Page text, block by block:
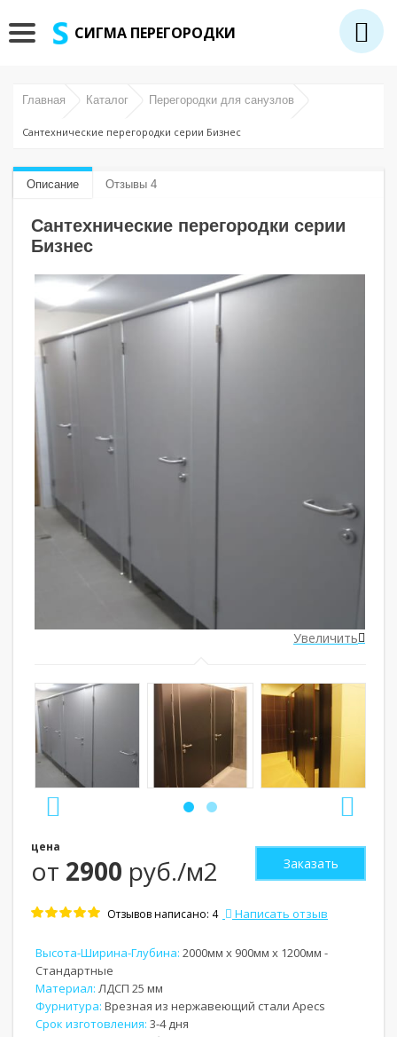
СИГМА ПЕРЕГОРОДКИ
Главная Каталог Перегородки для санузлов
Сантехнические перегородки серии Бизнес
Описание Отзывы 4
Сантехнические перегородки серии
Бизнес
Увеличить
цена
от 2900 руб./м2 Заказать
Отзывов написано: 4 Написать отзыв
Высота-Ширина-Глубина: 2000мм x 900мм x 1200мм -
Стандартные
Материал: ЛДСП 25 мм
Фурнитура: Врезная из нержавеющий стали Apecs
Срок изготовления: 3-4 дня